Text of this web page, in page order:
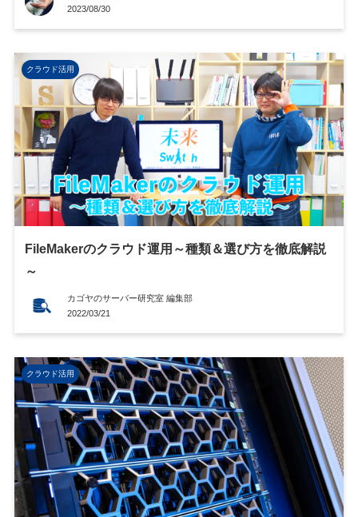
2023/08/30
クラウド活用
FileMakerのクラウド運用～種類＆選び方を徹底解説
～
カゴヤのサーバー研究室 編集部
2022/03/21
クラウド活用